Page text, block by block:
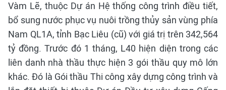
Vàm Lẽ, thuộc Dự án Hệ thống công trình điều tiết,
bổ sung nước phục vụ nuôi trồng thủy sản vùng phía
Nam QL1A, tỉnh Bạc Liêu (cũ) với giá trị trên 342,564
tỷ đồng. Trước đó 1 tháng, L40 hiện diện trong các
liên danh nhà thầu thực hiện 3 gói thầu quy mô lớn
khác. Đó là Gói thầu Thi công xây dựng công trình và